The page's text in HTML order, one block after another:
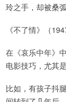
玲之手，却被桑
《不了情》（
在《哀乐中年》
电影技巧，尤其
比如，有孩子抖